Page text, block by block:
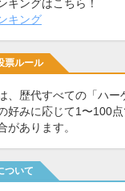
キングはこちら！
キング
票ルール
、歴代すべての「ハ
好みに応じて1〜100
があります。
ついて